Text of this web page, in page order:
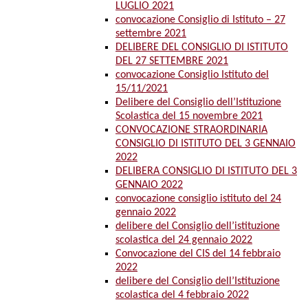
LUGLIO 2021
convocazione Consiglio di Istituto – 27
settembre 2021
DELIBERE DEL CONSIGLIO DI ISTITUTO
DEL 27 SETTEMBRE 2021
convocazione Consiglio Istituto del
15/11/2021
Delibere del Consiglio dell’Istituzione
Scolastica del 15 novembre 2021
CONVOCAZIONE STRAORDINARIA
CONSIGLIO DI ISTITUTO DEL 3 GENNAIO
2022
DELIBERA CONSIGLIO DI ISTITUTO DEL 3
GENNAIO 2022
convocazione consiglio istituto del 24
gennaio 2022
delibere del Consiglio dell’istituzione
scolastica del 24 gennaio 2022
Convocazione del CIS del 14 febbraio
2022
delibere del Consiglio dell’Istituzione
scolastica del 4 febbraio 2022